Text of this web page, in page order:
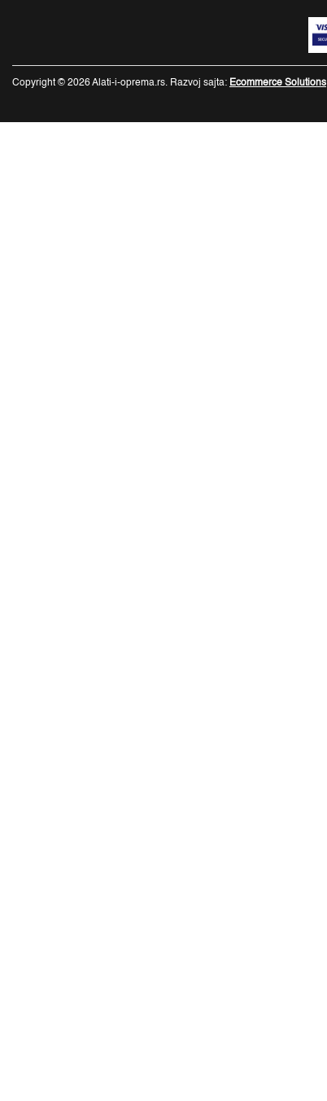
Copyright © 2026 Alati-i-oprema.rs. Razvoj sajta: Ecommerce Solutions